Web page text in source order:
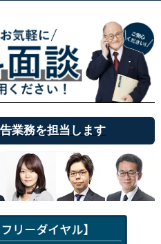
業務を担当します